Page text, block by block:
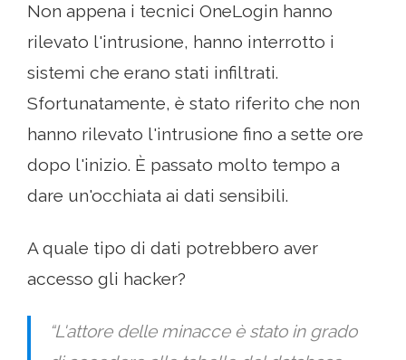
Non appena i tecnici OneLogin hanno
rilevato l'intrusione, hanno interrotto i
sistemi che erano stati infiltrati.
Sfortunatamente, è stato riferito che non
hanno rilevato l'intrusione fino a sette ore
dopo l'inizio. È passato molto tempo a
dare un'occhiata ai dati sensibili.
A quale tipo di dati potrebbero aver
accesso gli hacker?
“L'attore delle minacce è stato in grado